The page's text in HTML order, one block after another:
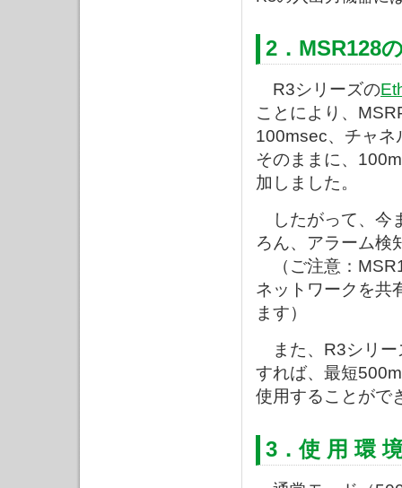
2．MSR128
R3シリーズの
ことにより、
100msec、チャネ
そのままに、
加しました。
したがって、今
ろん、アラーム検
（ご注意：
ネットワークを共
ます）
また、R3シリー
すれば、最短
使用することがで
3．使 用 環